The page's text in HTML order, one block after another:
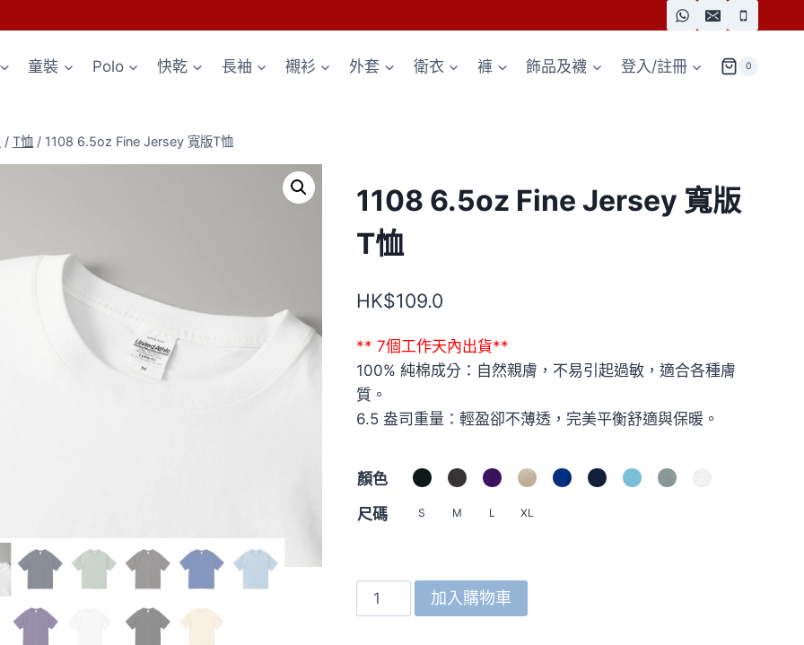
童裝 Polo 快乾 長袖 襯衫 外套 衛衣 褲 飾品及襪 登入/註冊 0
/ T恤 / 1108 6.5oz Fine Jersey 寬版T恤
1108 6.5oz Fine Jersey 寬版
T恤
HK$109.0
** 7個工作天內出貨**
100% 純棉成分：自然親膚，不易引起過敏，適合各種膚
質。
6.5 盎司重量：輕盈卻不薄透，完美平衡舒適與保暖。
顏色
尺碼
S M L XL
1108
6.5oz
加入購物車